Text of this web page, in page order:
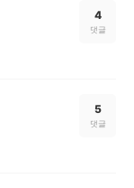
4
댓글
5
댓글